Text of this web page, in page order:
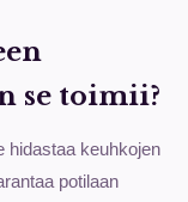
se toimii?
hidastaa keuhkojen
potilaan